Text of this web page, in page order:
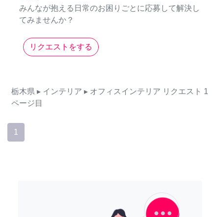
みんなが抱える日常のお困りごとに応募して解決し
てみませんか？
リクエストをする
栃木県 ▸ インテリア ▸ オフィスインテリア リクエスト 1
ページ目
1